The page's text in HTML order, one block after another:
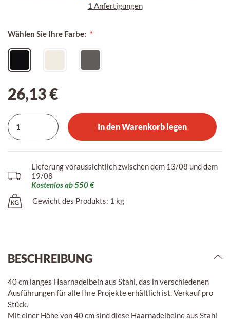
1 Anfertigungen
Wählen Sie Ihre Farbe:
26,13 €
In den Warenkorb legen
Lieferung voraussichtlich zwischen dem 13/08 und dem
19/08
Kostenlos ab 550 €
Gewicht des Produkts: 1 kg
BESCHREIBUNG
40 cm langes Haarnadelbein aus Stahl, das in verschiedenen
Ausführungen für alle Ihre Projekte erhältlich ist. Verkauf pro
Stück.
Mit einer Höhe von 40 cm sind diese Haarnadelbeine aus Stahl